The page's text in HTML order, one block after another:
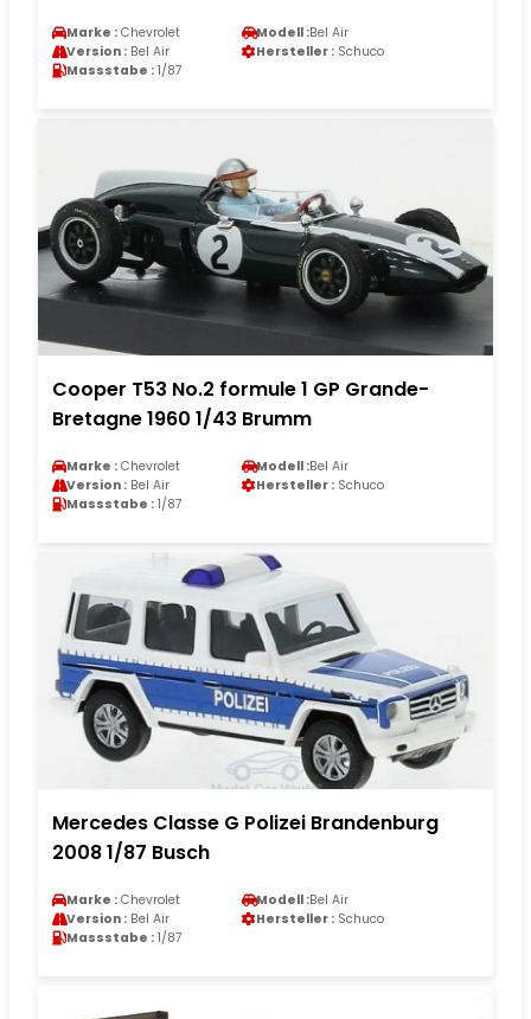
Marke : Chevrolet Modell :Bel Air
Version : Bel Air Hersteller : Schuco
Massstabe : 1/87
Cooper T53 No.2 formule 1 GP Grande-
Bretagne 1960 1/43 Brumm
Marke : Chevrolet Modell :Bel Air
Version : Bel Air Hersteller : Schuco
Massstabe : 1/87
Mercedes Classe G Polizei Brandenburg
2008 1/87 Busch
Marke : Chevrolet Modell :Bel Air
Version : Bel Air Hersteller : Schuco
Massstabe : 1/87